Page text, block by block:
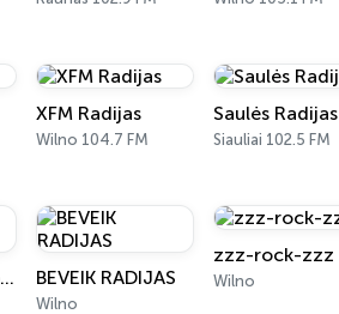
XFM Radijas
Wilno 104.7 FM
Saulės Radijas
Siauliai 102.5 FM
Upso radijas (Upsas Radio) BEVEIK RADIJAS
Wilno
zzz-rock-zzz
Wilno